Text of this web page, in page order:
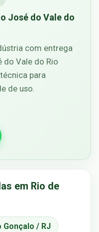
José do Vale do
com entrega
do Vale do Rio
para
de uso.
em Rio de
Gonçalo / RJ